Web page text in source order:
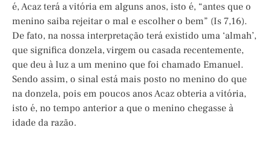
é, Acaz terá a vitória em alguns anos, isto é, “antes que o
menino saiba rejeitar o mal e escolher o bem” (Is 7,16).
De fato, na nossa interpretação terá existido uma ‘almah’,
que significa donzela, virgem ou casada recentemente,
que deu à luz a um menino que foi chamado Emanuel.
Sendo assim, o sinal está mais posto no menino do que
na donzela, pois em poucos anos Acaz obteria a vitória,
isto é, no tempo anterior a que o menino chegasse à
idade da razão.